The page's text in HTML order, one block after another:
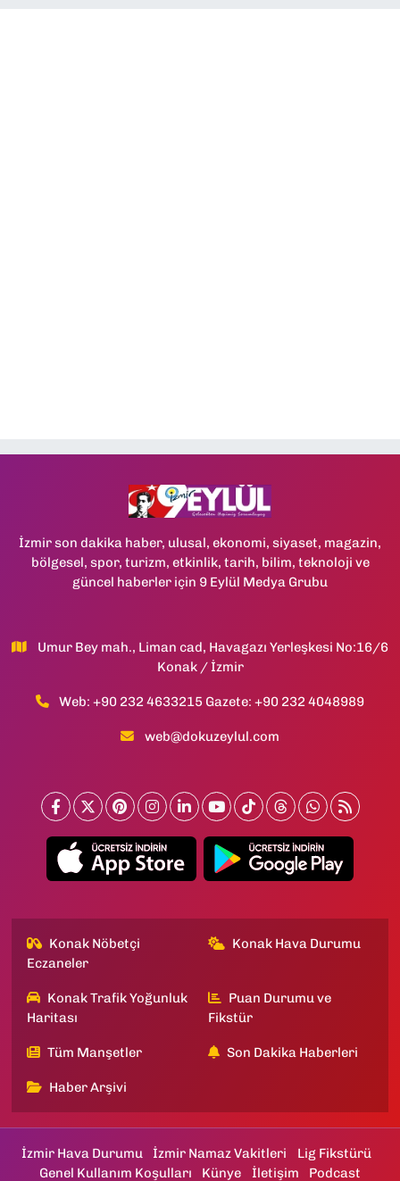
İzmir son dakika haber, ulusal, ekonomi, siyaset, magazin,
bölgesel, spor, turizm, etkinlik, tarih, bilim, teknoloji ve
güncel haberler için 9 Eylül Medya Grubu
Umur Bey mah., Liman cad, Havagazı Yerleşkesi No:16/6
Konak / İzmir
Web: +90 232 4633215 Gazete: +90 232 4048989
web@dokuzeylul.com
Konak Nöbetçi
Eczaneler
Konak Hava Durumu
Konak Trafik Yoğunluk
Haritası
Puan Durumu ve
Fikstür
Tüm Manşetler Son Dakika Haberleri
Haber Arşivi
İzmir Hava Durumu İzmir Namaz Vakitleri
Lig Fikstürü
Genel Kullanım Koşulları
Künye İletişim Podcast